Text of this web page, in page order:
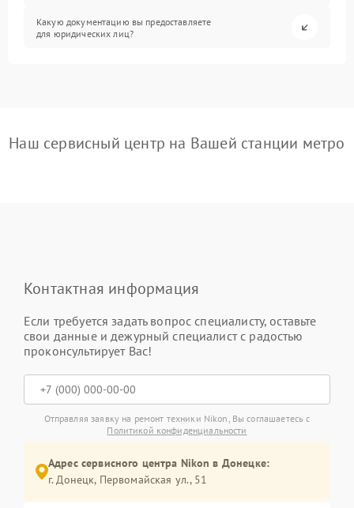
Какую документацию вы предоставляете
для юридических лиц?
Наш сервисный центр на Вашей станции метро
Контактная информация
Если требуется задать вопрос специалисту, оставьте
свои данные и дежурный специалист с радостью
проконсультирует Вас!
Отправляя заявку на ремонт техники Nikon, Вы соглашаетесь с
Политикой конфиденциальности
Адрес сервисного центра Nikon в Донецке:
г. Донецк, Первомайская ул., 51